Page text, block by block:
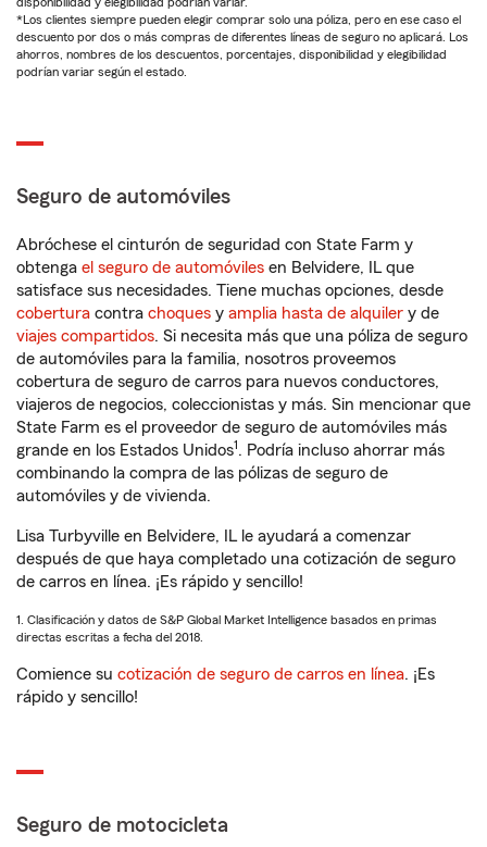
*Los clientes siempre pueden elegir comprar solo una póliza, pero en ese caso el
descuento por dos o más compras de diferentes líneas de seguro no aplicará. Los
ahorros, nombres de los descuentos, porcentajes, disponibilidad y elegibilidad
podrían variar según el estado.
Seguro de automóviles
Abróchese el cinturón de seguridad con State Farm y
obtenga el seguro de automóviles en Belvidere, IL que
satisface sus necesidades. Tiene muchas opciones, desde
cobertura contra choques y amplia hasta de alquiler y de
viajes compartidos. Si necesita más que una póliza de seguro
de automóviles para la familia, nosotros proveemos
cobertura de seguro de carros para nuevos conductores,
viajeros de negocios, coleccionistas y más. Sin mencionar que
State Farm es el proveedor de seguro de automóviles más
grande en los Estados Unidos1. Podría incluso ahorrar más
combinando la compra de las pólizas de seguro de
automóviles y de vivienda.
Lisa Turbyville en Belvidere, IL le ayudará a comenzar
después de que haya completado una cotización de seguro
de carros en línea. ¡Es rápido y sencillo!
1. Clasificación y datos de S&P Global Market Intelligence basados en primas
directas escritas a fecha del 2018.
Comience su cotización de seguro de carros en línea. ¡Es
rápido y sencillo!
Seguro de motocicleta